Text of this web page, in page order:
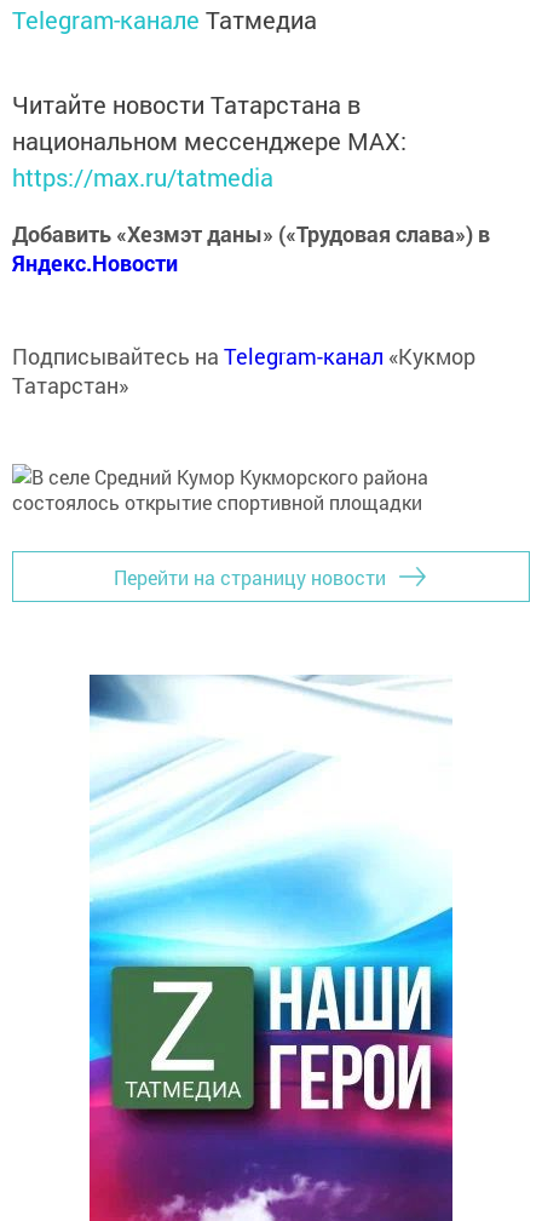
Telegram-канале Татмедиа
Читайте новости Татарстана в
национальном мессенджере MАХ:
https://max.ru/tatmedia
Добавить «Хезмэт даны» («Трудовая слава») в
Яндекс.Новости
Подписывайтесь на Telegram-канал «Кукмор
Татарстан»
Перейти на страницу новости